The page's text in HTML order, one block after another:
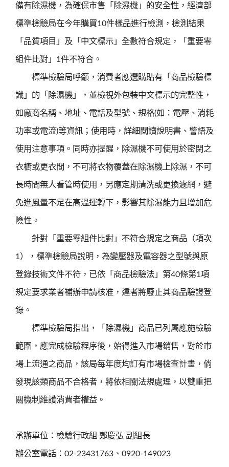
備有除濕機，為確保市售「除濕機」的安全性，經濟部
標準檢驗局在今年購買10件樣品進行檢測，檢測結果
「品質項目」及「中文標示」全數符合規定，「重要零
組件比對」1件不符合。
標準檢驗局呼籲，消費者應選購貼有「商品檢驗標
識」的「除濕機」，並檢視外包裝中文標示的完整性，
如廠商名稱、地址、電話及型號、規格(如：電壓、消耗
功率或電流)等資訊；使用時，詳細閱讀說明書、警語及
使用注意事項。同時亦提醒，除濕機不可使用於密閉之
衣櫥或更衣間，不可將衣物覆蓋在除濕機上除濕，不可
長時間無人看管時使用，另應定期清洗或更換濾網，避
免進風量不足在高溫運轉下，影響其除濕能力且增加危
險性。
針對「重要零組件比對」不符合規定之商品（項次
1），標準檢驗局說明，為變壓器及電容器之型號與原
登錄技術文件不符，已依「商品檢驗法」第40條第1項
規定要求業者補辦申請核准，違者將廢止其商品驗證登
錄。
標準檢驗局指出，「除濕機」商品已列屬應施檢驗
範圍，應完成檢驗程序後，始得進入市場銷售，對於市
場上流通之商品，該局每年度均訂有市場檢查計畫，倘
發現該類商品不合格者，將依相關法規處理，以雙重把
關機制維護消費者權益。
承辦單位：檢驗行政組 鄭慶弘 副組長
辦公室電話：02-23431763、0920-149023